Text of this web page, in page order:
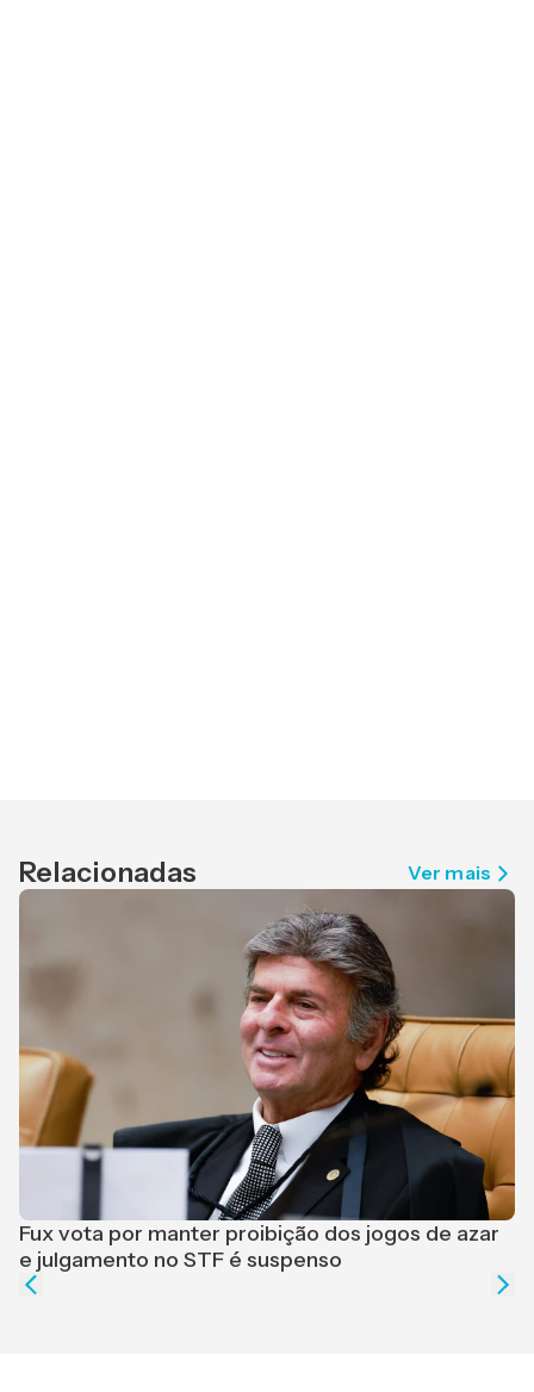
Relacionadas Ver mais
Fux vota por manter proibição dos jogos de azar
e julgamento no STF é suspenso